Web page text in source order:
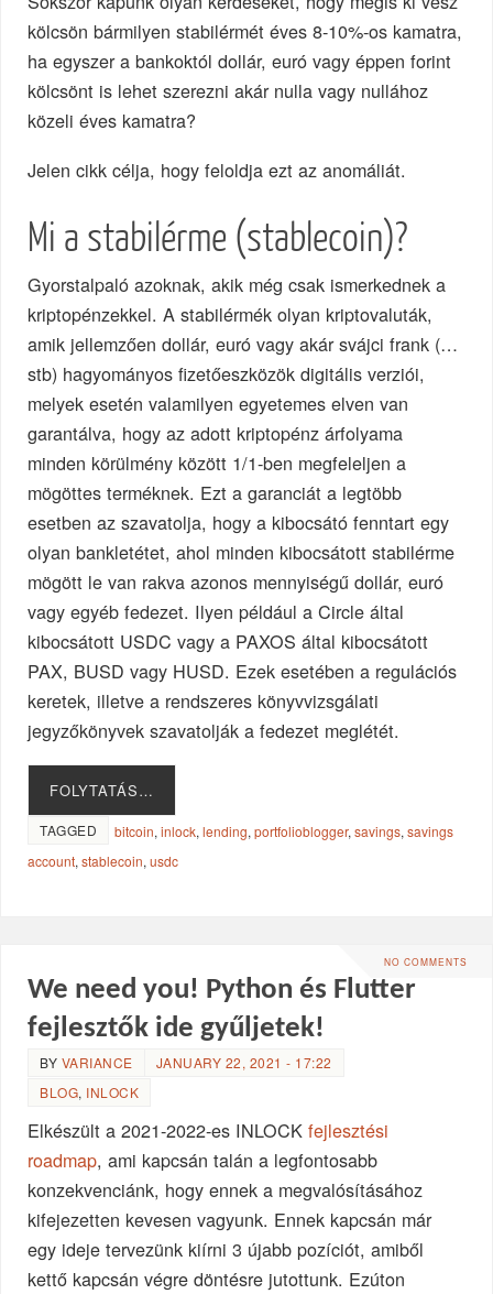
kölcsön bármilyen stabilérmét éves 8-10%-os kamatra,
ha egyszer a bankoktól dollár, euró vagy éppen forint
kölcsönt is lehet szerezni akár nulla vagy nullához
közeli éves kamatra?
Jelen cikk célja, hogy feloldja ezt az anomáliát.
Mi a stabilérme (stablecoin)?
Gyorstalpaló azoknak, akik még csak ismerkednek a
kriptopénzekkel. A stabilérmék olyan kriptovaluták,
amik jellemzően dollár, euró vagy akár svájci frank (…
stb) hagyományos fizetőeszközök digitális verziói,
melyek esetén valamilyen egyetemes elven van
garantálva, hogy az adott kriptopénz árfolyama
minden körülmény között 1/1-ben megfeleljen a
mögöttes terméknek. Ezt a garanciát a legtöbb
esetben az szavatolja, hogy a kibocsátó fenntart egy
olyan bankletétet, ahol minden kibocsátott stabilérme
mögött le van rakva azonos mennyiségű dollár, euró
vagy egyéb fedezet. Ilyen például a Circle által
kibocsátott USDC vagy a PAXOS által kibocsátott
PAX, BUSD vagy HUSD. Ezek esetében a regulációs
keretek, illetve a rendszeres könyvvizsgálati
jegyzőkönyvek szavatolják a fedezet meglétét.
FOLYTATÁS…
TAGGED bitcoin,inlock,lending,portfolioblogger,savings,savings
account,stablecoin,usdc
NO COMMENTS
We need you! Python és Flutter
fejlesztők ide gyűljetek!
BY VARIANCE
JANUARY 22, 2021 - 17:22
BLOG, INLOCK
Elkészült a 2021-2022-es INLOCK fejlesztési
roadmap, ami kapcsán talán a legfontosabb
konzekvenciánk, hogy ennek a megvalósításához
kifejezetten kevesen vagyunk. Ennek kapcsán már
egy ideje tervezünk kiírni 3 újabb pozíciót, amiből
kettő kapcsán végre döntésre jutottunk. Ezúton